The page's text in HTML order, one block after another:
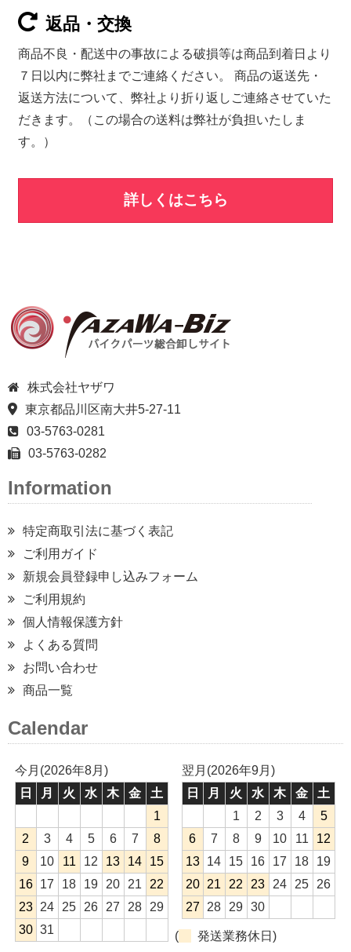
返品・交換
商品不良・配送中の事故による破損等は商品到着日より
７日以内に弊社までご連絡ください。 商品の返送先・
返送方法について、弊社より折り返しご連絡させていた
だきます。（この場合の送料は弊社が負担いたしま
す。）
詳しくはこちら
株式会社ヤザワ
東京都品川区南大井5-27-11
03-5763-0281
03-5763-0282
Information
特定商取引法に基づく表記
ご利用ガイド
新規会員登録申し込みフォーム
ご利用規約
個人情報保護方針
よくある質問
お問い合わせ
商品一覧
Calendar
今月(2026年8月)
日
月 火 水 木 金
土
1
2
3 4 5 6 7
8
9
10 11 12 13 14
15
16
17 18 19 20 21
22
23
24 25 26 27 28
29
30 31
翌月(2026年9月)
日
月 火 水 木 金
土
1
2 3 4
5
6
7 8 9 10 11
12
13
14 15 16 17 18
19
20
21 22 23 24 25
26
27
28 29 30
( 発送業務休日)